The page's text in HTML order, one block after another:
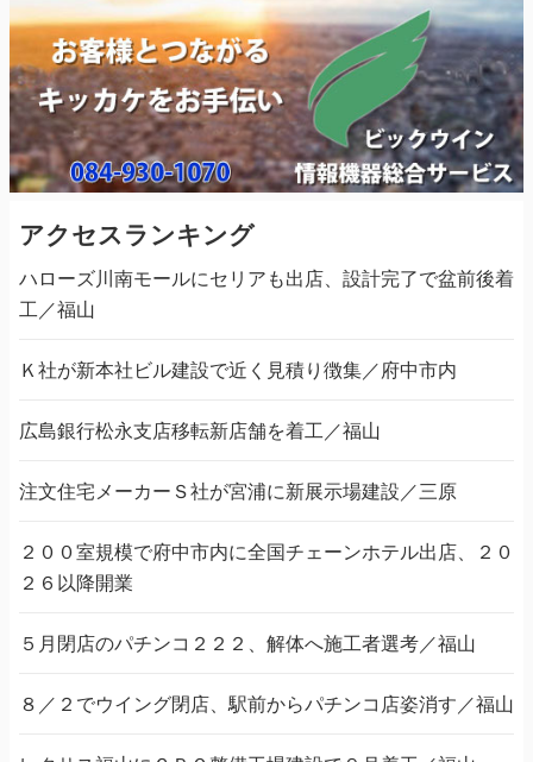
アクセスランキング
ハローズ川南モールにセリアも出店、設計完了で盆前後着
工／福山
Ｋ社が新本社ビル建設で近く見積り徴集／府中市内
広島銀行松永支店移転新店舗を着工／福山
注文住宅メーカーＳ社が宮浦に新展示場建設／三原
２００室規模で府中市内に全国チェーンホテル出店、２０
２６以降開業
５月閉店のパチンコ２２２、解体へ施工者選考／福山
８／２でウイング閉店、駅前からパチンコ店姿消す／福山